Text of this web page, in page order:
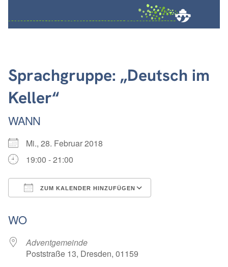
Sprachgruppe: „Deutsch im
Keller“
WANN
Mi., 28. Februar 2018
19:00 - 21:00
ZUM KALENDER HINZUFÜGEN
WO
Adventgemeinde
Poststraße 13, Dresden, 01159